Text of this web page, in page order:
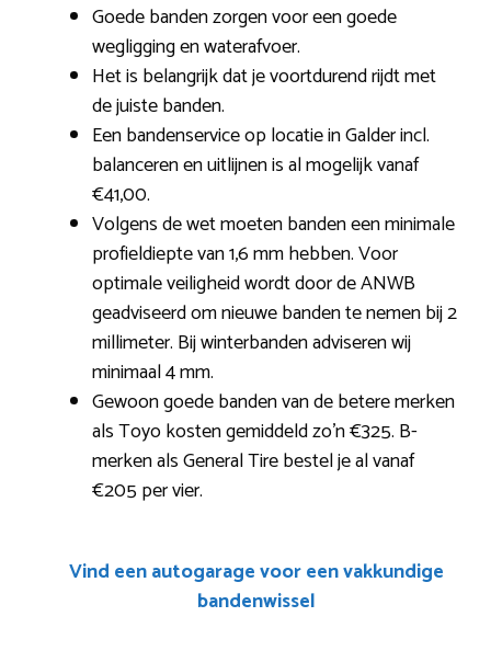
Goede banden zorgen voor een goede
wegligging en waterafvoer.
Het is belangrijk dat je voortdurend rijdt met
de juiste banden.
Een bandenservice op locatie in Galder incl.
balanceren en uitlijnen is al mogelijk vanaf
€41,00.
Volgens de wet moeten banden een minimale
profieldiepte van 1,6 mm hebben. Voor
optimale veiligheid wordt door de ANWB
geadviseerd om nieuwe banden te nemen bij 2
millimeter. Bij winterbanden adviseren wij
minimaal 4 mm.
Gewoon goede banden van de betere merken
als Toyo kosten gemiddeld zo’n €325. B-
merken als General Tire bestel je al vanaf
€205 per vier.
Vind een autogarage voor een vakkundige
bandenwissel